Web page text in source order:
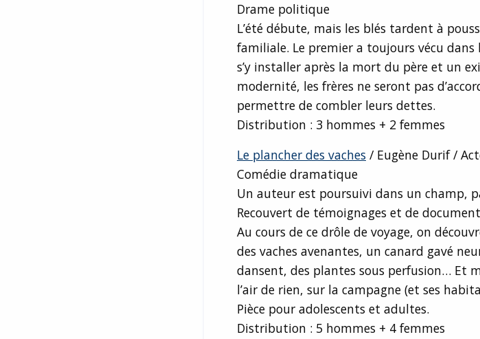
Drame politique
L’été débute, mais les blés tardent à
familiale. Le premier a toujours vécu dans
s’y installer après la mort du père et un
modernité, les frères ne seront pas
permettre de combler leurs dettes.
Distribution : 3 hommes + 2 femmes
Le plancher des vaches / Eugène Durif /
Comédie dramatique
Un auteur est poursuivi dans un champ,
Recouvert de témoignages et de
Au cours de ce drôle de voyage, on
des vaches avenantes, un canard gavé
dansent, des plantes sous perfusion… Et
l’air de rien, sur la campagne (et ses
Pièce pour adolescents et adultes.
Distribution : 5 hommes + 4 femmes